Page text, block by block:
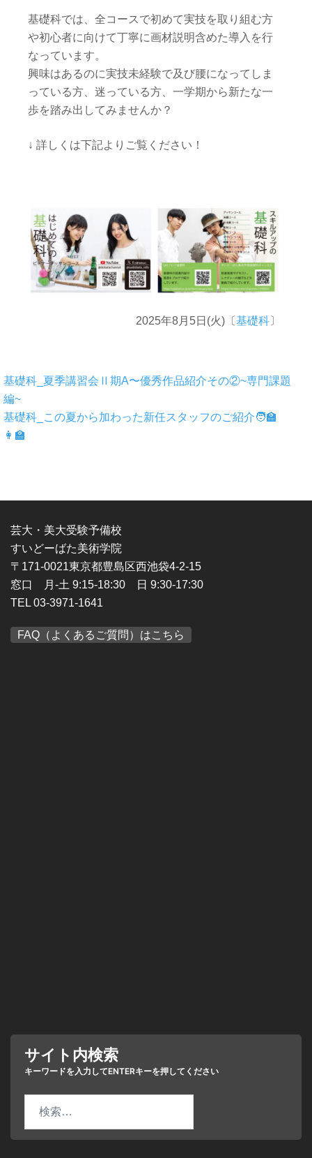
基礎科では、全コースで初めて実技を取り組む方
や初心者に向けて丁寧に画材説明含めた導入を行
なっています。
興味はあるのに実技未経験で及び腰になってしま
っている方、迷っている方、一学期から新たな一
歩を踏み出してみませんか？
↓ 詳しくは下記よりご覧ください！
2025年8月5日(火)〔基礎科〕
基礎科_夏季講習会Ⅱ期A〜優秀作品紹介その②~専門課題
編~
基礎科_この夏から加わった新任スタッフのご紹介🧑‍🏫
👩‍🏫
芸大・美大受験予備校
すいどーばた美術学院
〒171-0021東京都豊島区西池袋4-2-15
窓口 月-土 9:15-18:30 日 9:30-17:30
TEL 03-3971-1641
FAQ（よくあるご質問）はこちら
サイト内検索